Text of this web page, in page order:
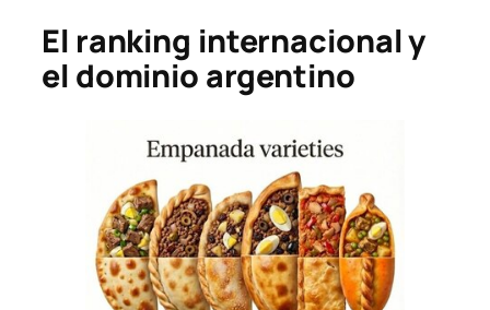
El ranking internacional y
el dominio argentino